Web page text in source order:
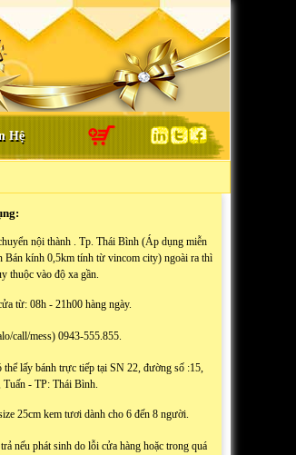
Hệ
nội thành . Tp. Thái Bình (Áp dụng miễn
Bán kính 0,5km tính từ vincom city) ngoài ra thì
thuộc vào độ xa gần.
từ: 08h - 21h00 hàng ngày.
call/mess) 0943-555.855.
thể lấy bánh trực tiếp tại SN 22, đường số :15,
- TP: Thái Bình.
25cm kem tươi dành cho 6 đến 8 người.
nếu phát sinh do lỗi cửa hàng hoặc trong quá